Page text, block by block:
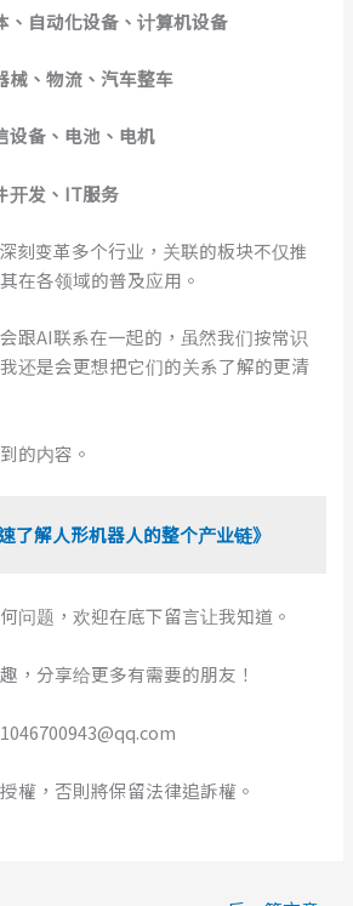
、自动化设备、计算机设备
械、物流、汽车整车
设备、电池、电机
开发、IT服务
刻变革多个行业，关联的板块不仅推
在各领域的普及应用。
跟AI联系在一起的，虽然我们按常识
还是会更想把它们的关系了解的更清
的内容。
了解人形机器人的整个产业链》
问题，欢迎在底下留言让我知道。
，分享给更多有需要的朋友！
權，否則將保留法律追訴權。